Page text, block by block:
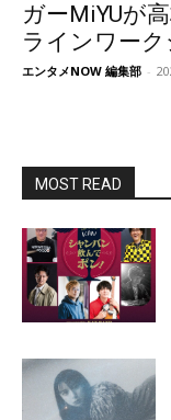
ガーMiYUが
ラインワーク
エンタメNOW 編集部 -
MOST READ